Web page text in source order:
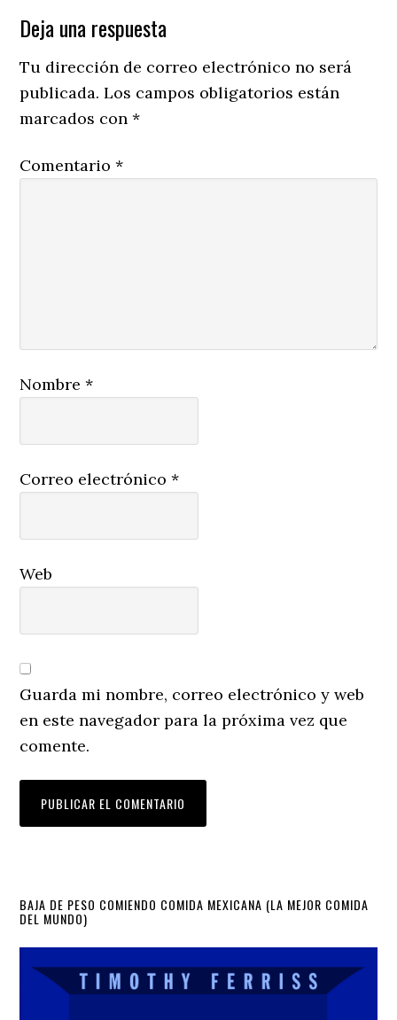
Reader
Interactions
Deja una respuesta
Tu dirección de correo electrónico no será
publicada. Los campos obligatorios están
marcados con*
Comentario*
Nombre*
Correo electrónico*
Web
Guarda mi nombre, correo electrónico y web
en este navegador para la próxima vez que
comente.
Primary
Sidebar
BAJA DE PESO COMIENDO COMIDA MEXICANA (LA MEJOR COMIDA
DEL MUNDO)